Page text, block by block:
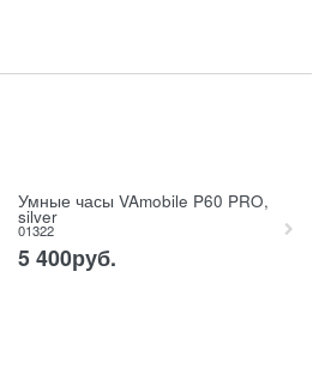
Умные часы VAmobile P60 PRO,
silver
01322
5 400руб.